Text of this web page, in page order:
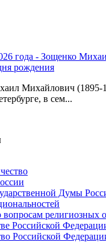
года - Зощенко
рождения
Михайлович (1895-
в сем...
Думы
религиозных
Российской
Российской